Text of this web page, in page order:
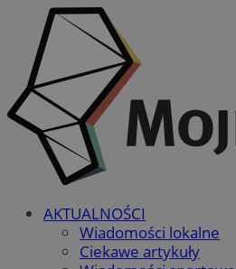
AKTUALNOŚCI
Wiadomości lokalne
Ciekawe artykuły